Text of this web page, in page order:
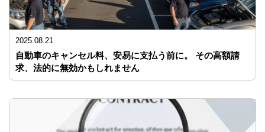
2025.08.21
自動車のキャンセル料、安易に支払う前に。 その高額請
求、法的に無効かもしれません